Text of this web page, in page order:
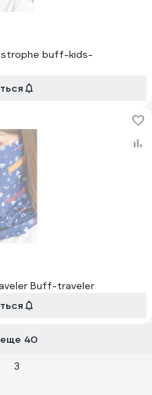
buff-kids-
Buff-traveler
еще 40
3